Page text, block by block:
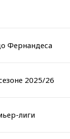
Фернандеса
2025/26
лиги